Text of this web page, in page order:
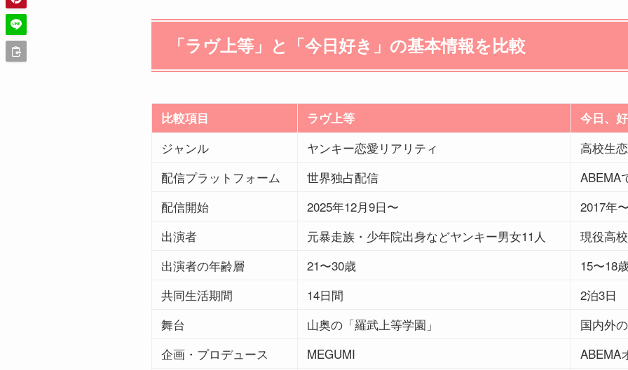
「ラヴ上等」と「今日好き」の基本情報を比較
比較項目 ラヴ上等 今日、
ジャンル ヤンキー恋愛リアリティ
高校生
配信プラットフォーム
世界独占配信
ABEMA
配信開始
2025年12月9日〜
2017年
出演者
元暴走族・少年院出身などヤンキー男女11人
現役高
出演者の年齢層
21〜30歳
15〜18
共同生活期間
14日間
2泊3日
舞台
山奥の「羅武上等学園」
国内外
企画・プロデュース
MEGUMI
ABEMA